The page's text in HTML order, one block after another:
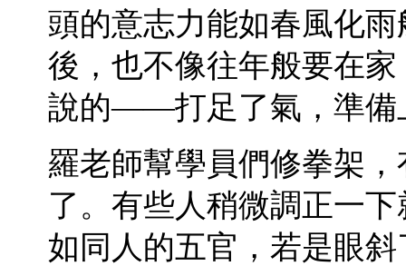
頭的意志力能如春風化
後，也不像往年般要在
說的——打足了氣，準備
羅老師幫學員們修拳架
了。有些人稍微調正一
如同人的五官，若是眼